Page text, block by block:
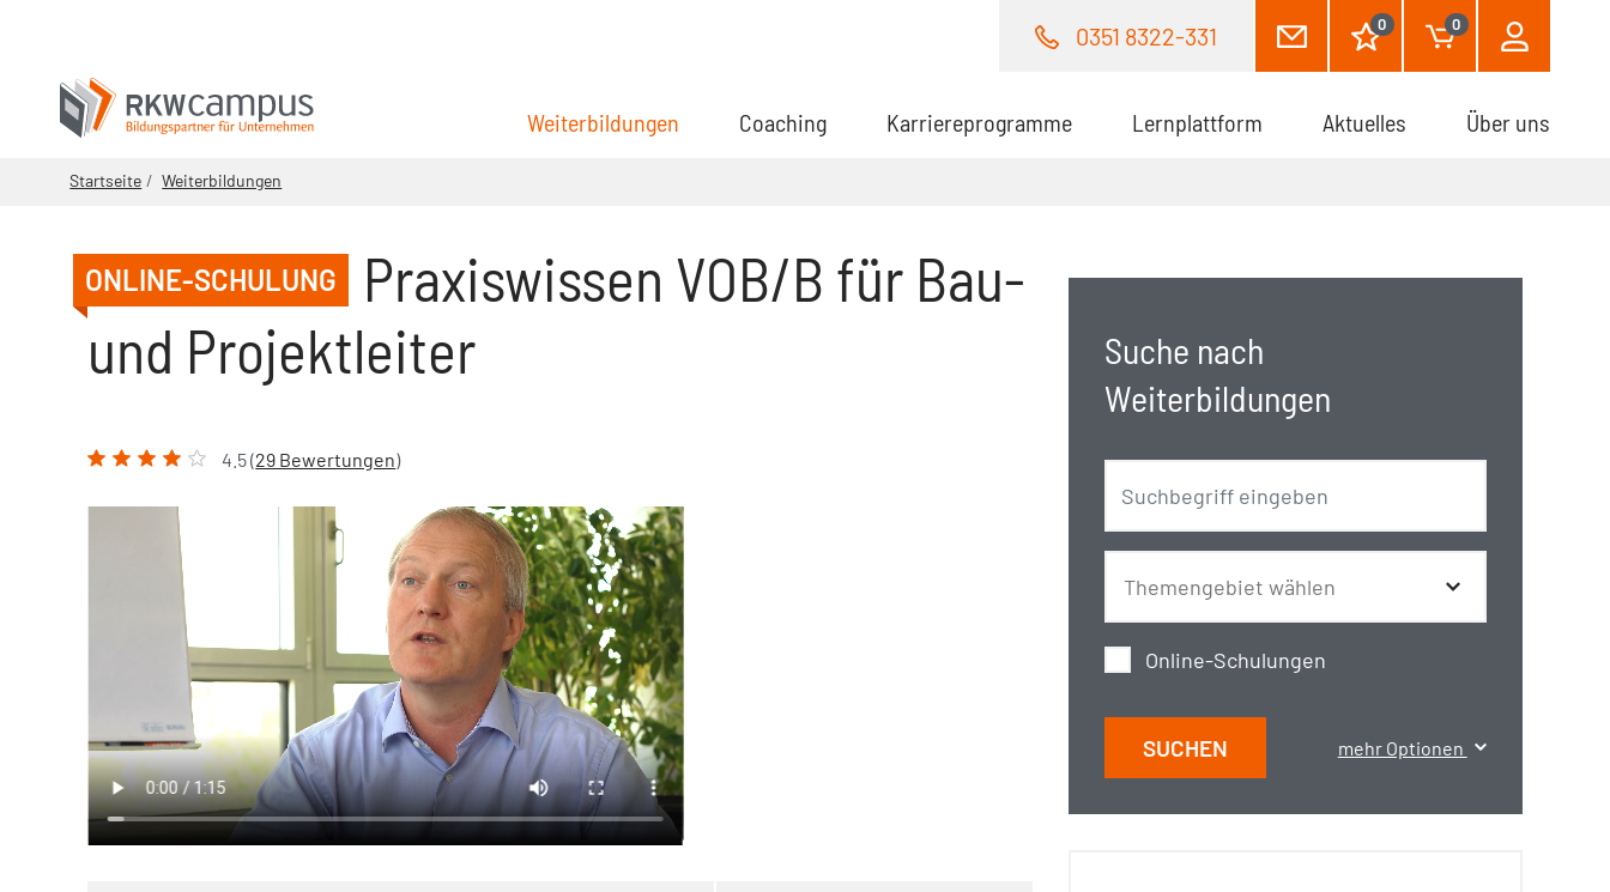
0351 8322-331 0 0
Weiterbildungen (aktuell)Coaching Karriereprogramme Lernplattform Aktuelles Über uns
Startseite Weiterbildungen
ONLINE-SCHULUNG
Praxiswissen VOB/B für Bau-
und Projektleiter
4.5 (29 Bewertungen)
Suche nach
Weiterbildungen
Online-Schulungen
SUCHEN mehr Optionen